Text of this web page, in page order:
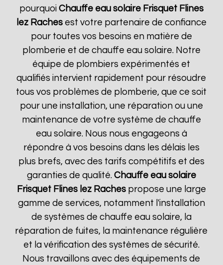
pourquoi Chauffe eau solaire Frisquet Flines
lez Rachesest votre partenaire de confiance
pour toutes vos besoins en matière de
plomberie et de chauffe eau solaire. Notre
équipe de plombiers expérimentés et
qualifiés intervient rapidement pour résoudre
tous vos problèmes de plomberie, que ce soit
pour une installation, une réparation ou une
maintenance de votre système de chauffe
eau solaire. Nous nous engageons à
répondre à vos besoins dans les délais les
plus brefs, avec des tarifs compétitifs et des
garanties de qualité. Chauffe eau solaire
Frisquet Flines lez Rachespropose une large
gamme de services, notamment l'installation
de systèmes de chauffe eau solaire, la
réparation de fuites, la maintenance régulière
et la vérification des systèmes de sécurité.
Nous travaillons avec des équipements de